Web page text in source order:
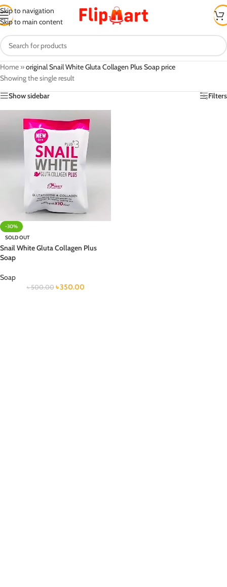
Skip to navigation
Skip to main content
Home »original Snail White Gluta Collagen Plus Soap price
Showing the single result
Show sidebar
Filters
-30%
SOLD OUT
Snail White Gluta Collagen Plus
Soap
Soap
৳500.00 ৳350.00